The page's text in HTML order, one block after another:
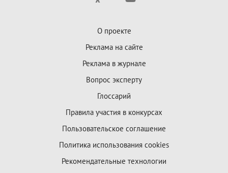
О проекте
Реклама на сайте
Реклама в журнале
Вопрос эксперту
Глоссарий
Правила участия в конкурсах
Пользовательское соглашение
Политика использования cookies
Рекомендательные технологии